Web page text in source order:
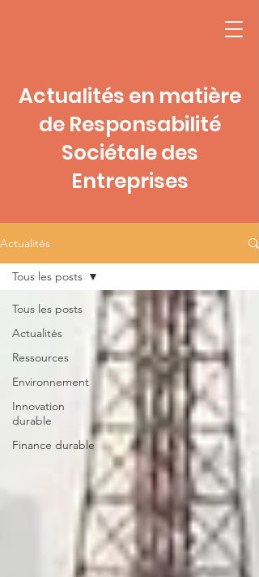
Actualités en matière
de Responsabilité
Sociétale des
Entreprises
Actualités
Tous les posts
Actualités
Ressources
Environnement
Innovation
durable
Finance durable
Tous les posts